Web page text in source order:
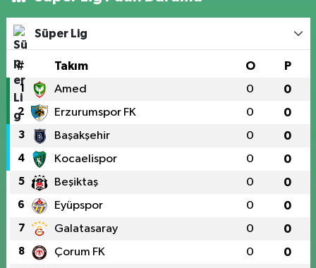
Süper Lig
# Takım O P
1 Amed 0 0
2 Erzurumspor FK 0 0
3 Başakşehir 0 0
4 Kocaelispor 0 0
5 Beşiktaş 0 0
6 Eyüpspor 0 0
7 Galatasaray 0 0
8 Çorum FK 0 0